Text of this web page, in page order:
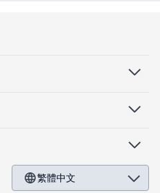
繁體中文